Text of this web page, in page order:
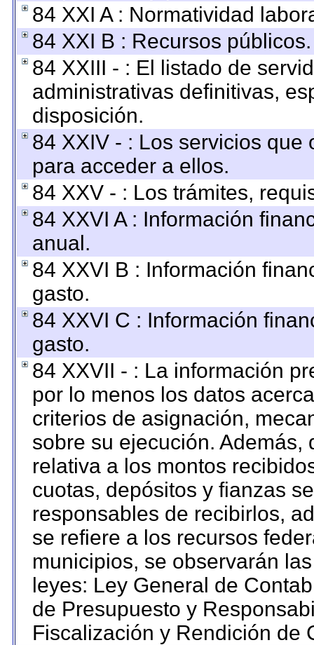
84 XXI A : Normatividad
84 XXI B : Recursos públicos.
84 XXIII - : El listado de
administrativas definitivas,
disposición.
84 XXIV - : Los servicios
para acceder a ellos.
84 XXV - : Los trámites,
84 XXVI A : Información
anual.
84 XXVI B : Información
gasto.
84 XXVI C : Información
gasto.
84 XXVII - : La información
por lo menos los datos
criterios de asignación,
sobre su ejecución.
relativa a los montos
cuotas, depósitos y fianzas
responsables de recibirlos,
se refiere a los recursos
municipios, se observarán
leyes: Ley General de
de Presupuesto y
Fiscalización y Rendición de